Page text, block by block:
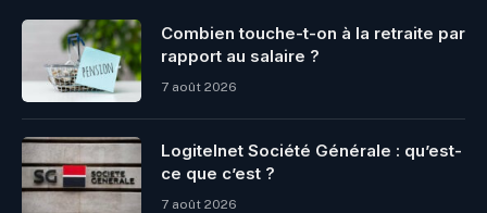
Combien touche-t-on à la retraite par
rapport au salaire ?
7 août 2026
Logitelnet Société Générale : qu’est-
ce que c’est ?
7 août 2026